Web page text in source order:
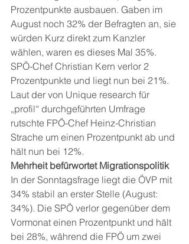
Prozentpunkte ausbauen. Gaben im
August noch 32% der Befragten an, sie
würden Kurz direkt zum Kanzler
wählen, waren es dieses Mal 35%.
SPÖ-Chef Christian Kern verlor 2
Prozentpunkte und liegt nun bei 21%.
Laut der von Unique research für
„profil“ durchgeführten Umfrage
rutschte FPÖ-Chef Heinz-Christian
Strache um einen Prozentpunkt ab und
hält nun bei 12%.
Mehrheit befürwortet Migrationspolitik
In der Sonntagsfrage liegt die ÖVP mit
34% stabil an erster Stelle (August:
34%). Die SPÖ verlor gegenüber dem
Vormonat einen Prozentpunkt und hält
bei 28%, während die FPÖ um zwei